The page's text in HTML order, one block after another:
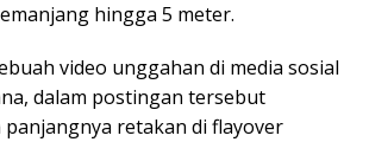
hingga 5 meter.
video unggahan di media sosial
dalam postingan tersebut
retakan di flayover